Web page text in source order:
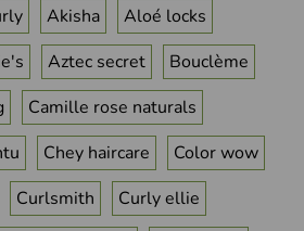
Akisha
Aloé locks
Aztec secret
Bouclème
Camille rose naturals
Chey haircare
Color wow
Curlsmith
Curly ellie